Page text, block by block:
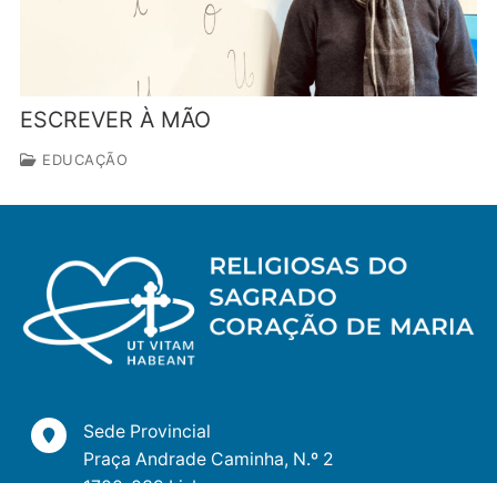
ESCREVER À MÃO
EDUCAÇÃO
Sede Provincial
Praça Andrade Caminha, N.º 2